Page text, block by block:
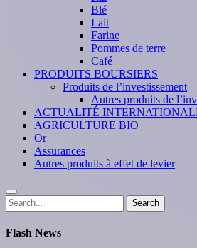
Blé
Lait
Farine
Pommes de terre
Café
PRODUITS BOURSIERS
Produits de l’investissement
Autres produits de
ACTUALITÉ
AGRICULTURE BIO
Or
Assurances
Autres produits à effet de levier
Search
for:
Search
Flash News